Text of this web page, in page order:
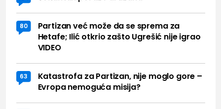
80
Partizan već može da se sprema za
Hetafe; Ilić otkrio zašto Ugrešić nije igrao
VIDEO
63
Katastrofa za Partizan, nije moglo gore –
Evropa nemoguća misija?